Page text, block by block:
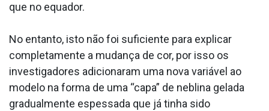
que no equador.
No entanto, isto não foi suficiente para explicar
completamente a mudança de cor, por isso os
investigadores adicionaram uma nova variável ao
modelo na forma de uma “capa” de neblina gelada
gradualmente espessada que já tinha sido